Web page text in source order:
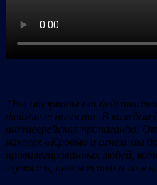
“Вы оторваны от
фейковые новости. В каждом
антиеврейская пропаганда.
наклеек «Кровью и огнём мы
привилегированных людей,
глупость, невежество и ложь.